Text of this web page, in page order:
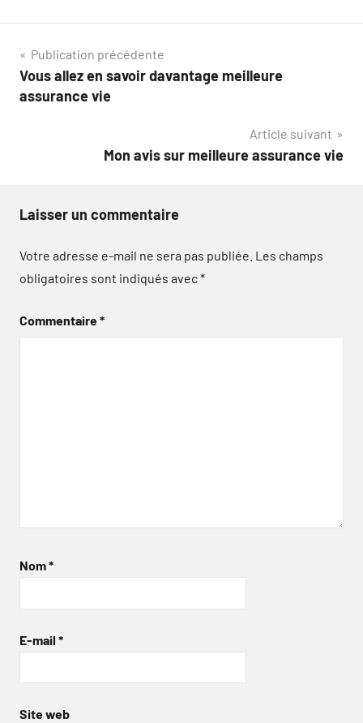
Navigation
de
Publication précédente
Vous allez en savoir davantage meilleure
assurance vie
Article suivant
Mon avis sur meilleure assurance vie
Laisser un commentaire
Votre adresse e-mail ne sera pas publiée. Les champs
obligatoires sont indiqués avec*
Commentaire*
Nom*
E-mail *
Site web